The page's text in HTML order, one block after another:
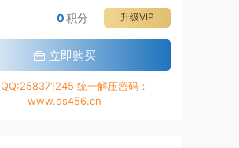
升级VIP
0积分
立即购买
统一解压密码：
www.ds456.cn